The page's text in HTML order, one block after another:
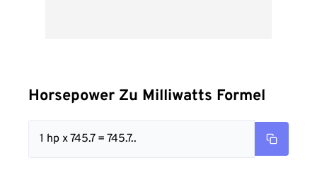
Horsepower Zu Milliwatts Formel
1 hp x 745.7 = 745.7..